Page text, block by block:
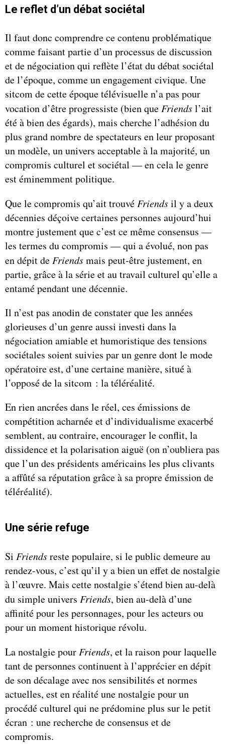
Le reflet d’un débat sociétal
Il faut donc comprendre ce contenu problématique
comme faisant partie d’un processus de discussion
et de négociation qui reflète l’état du débat sociétal
de l’époque, comme un engagement civique. Une
sitcom de cette époque télévisuelle n’a pas pour
vocation d’être progressiste (bien que Friendsl’ait
été à bien des égards), mais cherche l’adhésion du
plus grand nombre de spectateurs en leur proposant
un modèle, un univers acceptable à la majorité, un
compromis culturel et sociétal — en cela le genre
est éminemment politique.
Que le compromis qu’ait trouvé Friendsil y a deux
décennies déçoive certaines personnes aujourd’hui
montre justement que c’est ce même consensus —
les termes du compromis — qui a évolué, non pas
en dépit de Friendsmais peut-être justement, en
partie, grâce à la série et au travail culturel qu’elle a
entamé pendant une décennie.
Il n’est pas anodin de constater que les années
glorieuses d’un genre aussi investi dans la
négociation amiable et humoristique des tensions
sociétales soient suivies par un genre dont le mode
opératoire est, d’une certaine manière, situé à
l’opposé de la sitcom : la téléréalité.
En rien ancrées dans le réel, ces émissions de
compétition acharnée et d’individualisme exacerbé
semblent, au contraire, encourager le conflit, la
dissidence et la polarisation aiguë (on n’oubliera pas
que l’un des présidents américains les plus clivants
a affûté sa réputation grâce à sa propre émission de
téléréalité).
Une série refuge
Si Friendsreste populaire, si le public demeure au
rendez-vous, c’est qu’il y a bien un effet de nostalgie
à l’œuvre. Mais cette nostalgie s’étend bien au-delà
du simple univers Friends, bien au-delà d’une
affinité pour les personnages, pour les acteurs ou
pour un moment historique révolu.
La nostalgie pour Friends, et la raison pour laquelle
tant de personnes continuent à l’apprécier en dépit
de son décalage avec nos sensibilités et normes
actuelles, est en réalité une nostalgie pour un
procédé culturel qui ne prédomine plus sur le petit
écran : une recherche de consensus et de
compromis.